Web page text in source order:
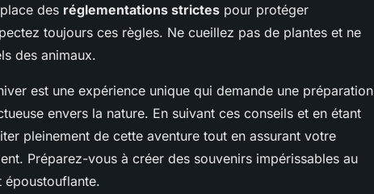
des réglementations strictes pour protéger
toujours ces règles. Ne cueillez pas de plantes et ne
des animaux.
est une expérience unique qui demande une préparation
envers la nature. En suivant ces conseils et en étant
pleinement de cette aventure tout en assurant votre
Préparez-vous à créer des souvenirs impérissables au